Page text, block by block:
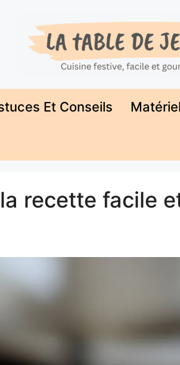
Et Conseils
recette facile